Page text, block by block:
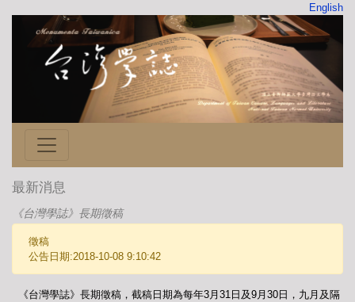
English
最新消息
《台灣學誌》長期徵稿
徵稿
公告日期:2018-10-08 9:10:42
《台灣學誌》長期徵稿，截稿日期為每年3月31日及9月30日，九月及隔